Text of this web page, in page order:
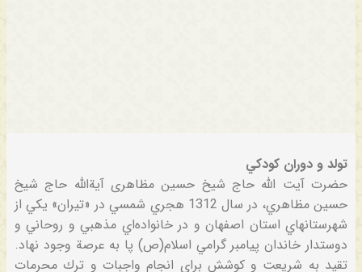
تولد و دوران‌ كودكي‌
حضرت آیت الله حاج شیخ حسین مظاهری آية‌الله‌ حاج‌ شيخ‌
حسين‌ مظاهري‌، در سال‌ 1312 هجري‌ شمسي‌ در «تيران‌» يكي‌ از
شهرستانهاي‌ استان‌ اصفهان‌ و در خانواده‌اي‌ مذهبي‌ و روحاني‌ و
دوستدار خاندان‌ پيامبر گرامي‌ اسلام‌(ص‌) پا به‌ عرصة‌ وجود نهاد.
تقيد به‌ شريعت‌ و كوشش‌ براي‌ انجام‌ واجبات‌ و ترك‌ محرمات‌